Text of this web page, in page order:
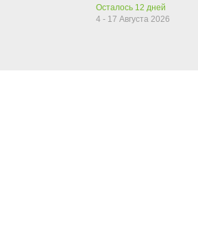
Осталось 12 дней
4 - 17 Августа 2026